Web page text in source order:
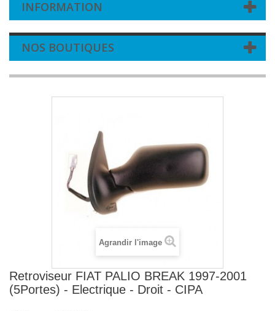
INFORMATION
NOS BOUTIQUES
Agrandir l'image
Retroviseur FIAT PALIO BREAK 1997-2001
(5Portes) - Electrique - Droit - CIPA